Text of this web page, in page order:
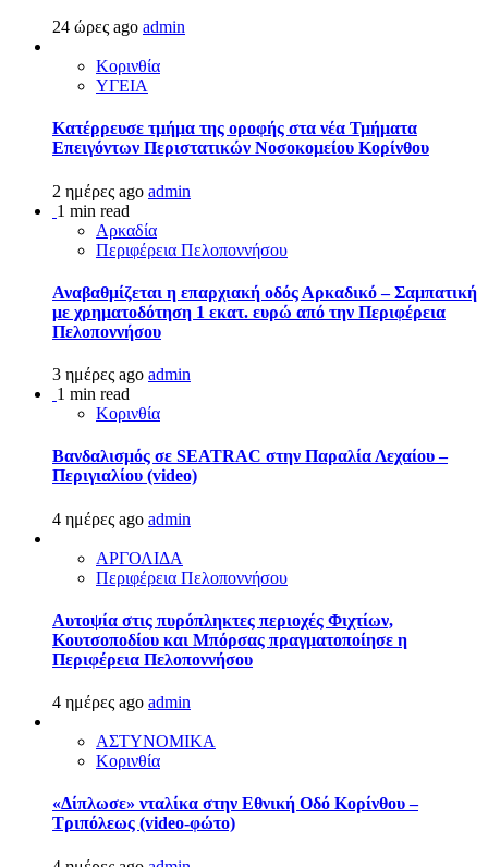
24 ώρες ago admin
Κορινθία
ΥΓΕΙΑ
Kατέρρευσε τμήμα της οροφής στα νέα Τμήματα
Επειγόντων Περιστατικών Νοσοκομείου Κορίνθου
2 ημέρες ago admin
1 min read
Αρκαδία
Περιφέρεια Πελοποννήσου
Αναβαθμίζεται η επαρχιακή οδός Αρκαδικό – Σαμπατική
με χρηματοδότηση 1 εκατ. ευρώ από την Περιφέρεια
Πελοποννήσου
3 ημέρες ago admin
1 min read
Κορινθία
Βανδαλισμός σε SEATRAC στην Παραλία Λεχαίου –
Περιγιαλίου (video)
4 ημέρες ago admin
ΑΡΓΟΛΙΔΑ
Περιφέρεια Πελοποννήσου
Αυτοψία στις πυρόπληκτες περιοχές Φιχτίων,
Κουτσοποδίου και Μπόρσας πραγματοποίησε η
Περιφέρεια Πελοποννήσου
4 ημέρες ago admin
ΑΣΤΥΝΟΜΙΚΑ
Κορινθία
«Δίπλωσε» νταλίκα στην Εθνική Oδό Κορίνθου –
Τριπόλεως (video-φώτο)